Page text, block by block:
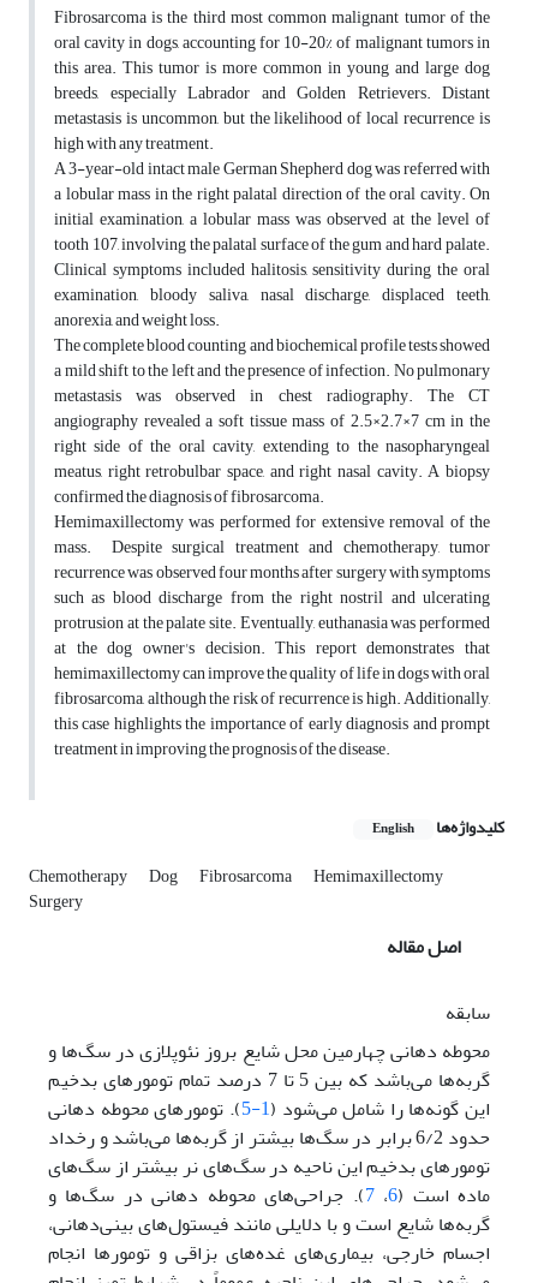
Fibrosarcoma is the third most common malignant tumor of the
oral cavity in dogs, accounting for 10-20% of malignant tumors in
this area. This tumor is more common in young and large dog
breeds, especially Labrador and Golden Retrievers. Distant
metastasis is uncommon, but the likelihood of local recurrence is
high with any treatment.
A 3-year-old intact male German Shepherd dog was referred with
a lobular mass in the right palatal direction of the oral cavity. On
initial examination, a lobular mass was observed at the level of
tooth 107, involving the palatal surface of the gum and hard palate.
Clinical symptoms included halitosis, sensitivity during the oral
examination, bloody saliva, nasal discharge, displaced teeth,
anorexia, and weight loss.
The complete blood counting and biochemical profile tests showed
a mild shift to the left and the presence of infection. No pulmonary
metastasis was observed in chest radiography. The CT
angiography revealed a soft tissue mass of 2.5×2.7×7 cm in the
right side of the oral cavity, extending to the nasopharyngeal
meatus, right retrobulbar space, and right nasal cavity. A biopsy
confirmed the diagnosis of fibrosarcoma.
Hemimaxillectomy was performed for extensive removal of the
mass. Despite surgical treatment and chemotherapy, tumor
recurrence was observed four months after surgery with symptoms
such as blood discharge from the right nostril and ulcerating
protrusion at the palate site. Eventually, euthanasia was performed
at the dog owner's decision. This report demonstrates that
hemimaxillectomy can improve the quality of life in dogs with oral
fibrosarcoma, although the risk of recurrence is high. Additionally,
this case highlights the importance of early diagnosis and prompt
treatment in improving the prognosis of the disease.
کلیدواژه‌ها English
Chemotherapy Dog Fibrosarcoma Hemimaxillectomy
Surgery
اصل مقاله
سابقه
محوطه دهانی چهارمین محل شایع بروز نئوپلازی در سگ‌ها و
گربه‌ها می‌باشد که بین 5 تا 7 درصد تمام ‌تومورهای بدخیم
این گونه‌ها را شامل ‌می‌شود (1-5 ). تومور‌های محوطه دهانی
حدود 6/2 برابر در سگ‌ها بیشتر از گربه‌ها می‌باشد و رخداد
تومور‌های بدخیم این ناحیه در سگ‌های نر بیشتر از سگ‌های
ماده است (6،7). جراحی‌های محوطه دهانی در سگ‌ها و
گربه‌ها شایع است و با دلایلی مانند فیستول‌های بینی‌‌دهانی،
اجسام خارجی، بیماری‌های غده‌های بزاقی و تومور‌ها انجام